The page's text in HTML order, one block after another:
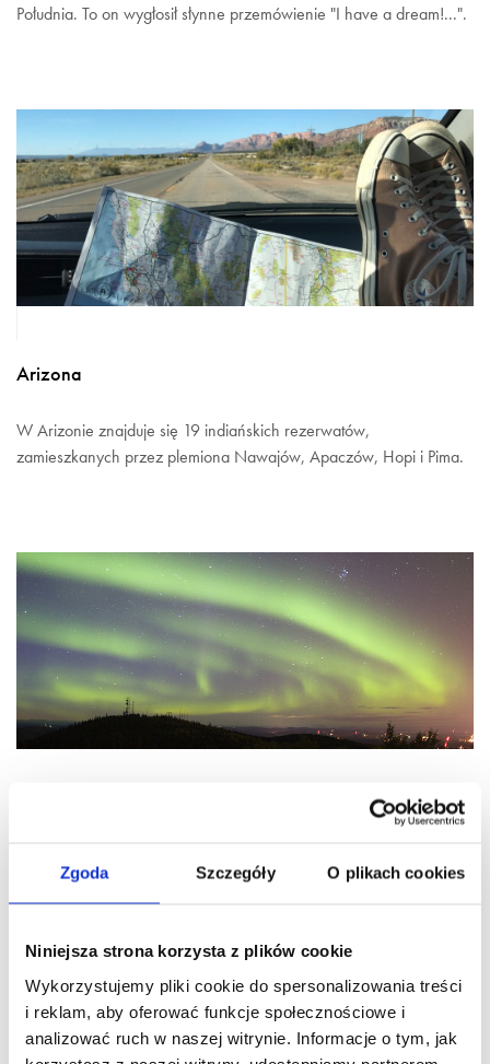
Zgoda Szczegóły O plikach cookies
Niniejsza strona korzysta z plików cookie
Wykorzystujemy pliki cookie do spersonalizowania treści
i reklam, aby oferować funkcje społecznościowe i
analizować ruch w naszej witrynie. Informacje o tym, jak
Południa. To on wygłosił słynne przemówienie "I have a dream!...".
Arizona
W Arizonie znajduje się 19 indiańskich rezerwatów,
zamieszkanych przez plemiona Nawajów, Apaczów, Hopi i Pima.
W okolicach Alaski (archipelag Aleutów) znajduje się kilkadziesiąt
czynnych wulkanów.